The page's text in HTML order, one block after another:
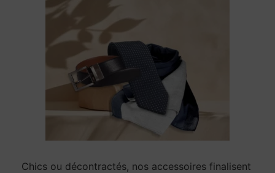
Chics ou décontractés, nos accessoires finalisent